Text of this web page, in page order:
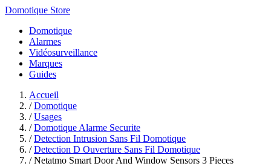
Domotique Store
Domotique
Alarmes
Vidéosurveillance
Marques
Guides
Accueil
/ Domotique
/ Usages
/ Domotique Alarme Securite
/ Detection Intrusion Sans Fil Domotique
/ Detection D Ouverture Sans Fil Domotique
/ Netatmo Smart Door And Window Sensors 3 Pieces